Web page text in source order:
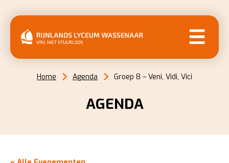
Home Agenda Groep 8 – Veni, Vidi, Vici
AGENDA